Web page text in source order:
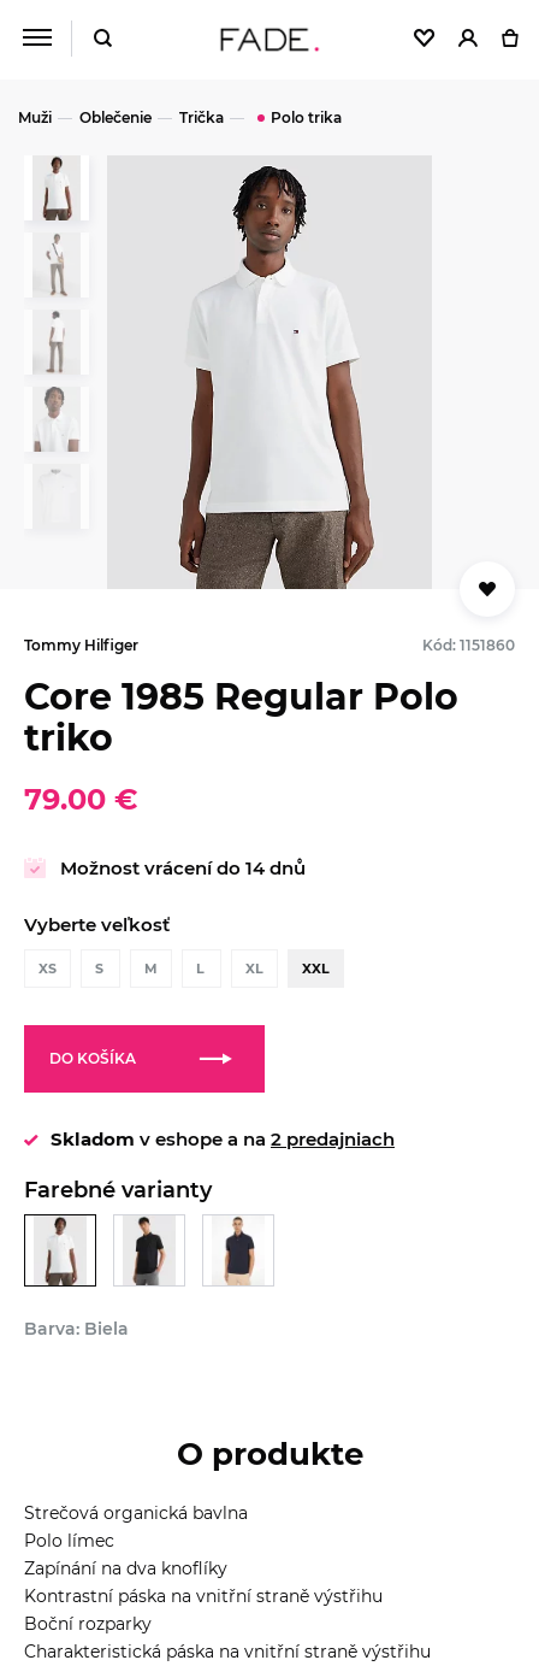
Muži Oblečenie Trička Polo trika
Tommy Hilfiger Kód: 1151860
Core 1985 Regular Polo
triko
79.00 €
Možnost vrácení do 14 dnů
Vyberte veľkosť
XS S M L XL XXL
DO KOŠÍKA
Skladom v eshope a na 2 predajniach
Farebné varianty
Barva: Biela
O produkte
Strečová organická bavlna
Polo límec
Zapínání na dva knoflíky
Kontrastní páska na vnitřní straně výstřihu
Boční rozparky
Charakteristická páska na vnitřní straně výstřihu